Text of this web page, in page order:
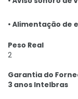
• Alimentação de
Peso Real
2
Garantia do
3 anos Intelbras